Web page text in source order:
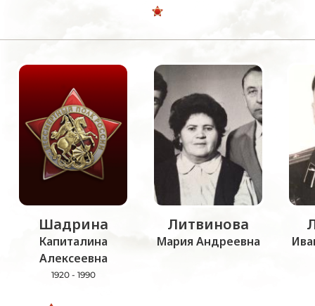
Шадрина
Капиталина
Алексеевна
1920 - 1990
Литвинова
Мария Андреевна